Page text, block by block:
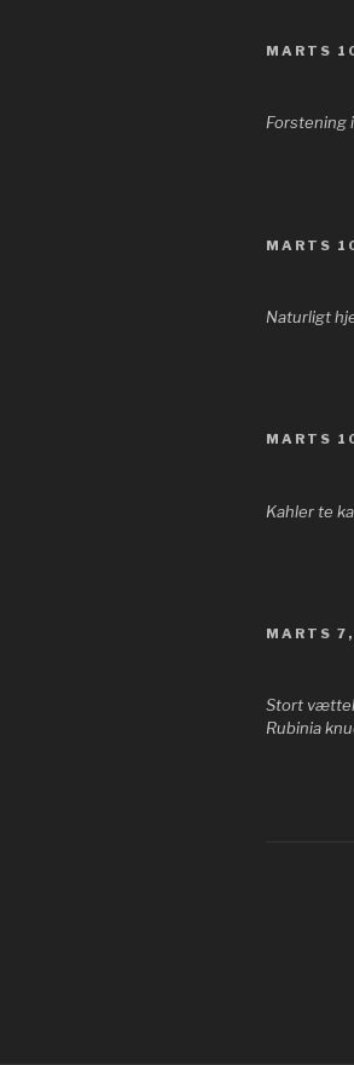
UDGIVET
MARTS
Forstening
UDGIVET
MARTS
Naturligt
UDGIVET
MARTS
Kahler te
UDGIVET
MARTS
Stort
Rubinia